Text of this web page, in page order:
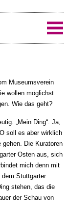
Museumsverein
wollen möglichst
Wie das geht?
„Mein Ding“. Ja,
soll es aber wirklich
Die Kuratoren
Osten aus, sich
mich denn mit
dem Stuttgarter
stehen, das die
der Schau von